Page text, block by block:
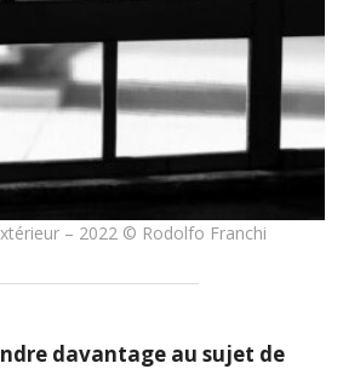
– 2022 © Rodolfo Franchi
davantage au sujet de